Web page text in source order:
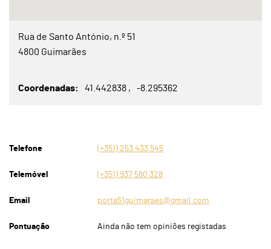
Rua de Santo António, n.º 51
4800 Guimarães
Coordenadas 41.442838 -8.295362
Telefone (+351) 253 433 545
Telemóvel (+351) 937 580 328
Email porta51guimaraes@gmail.com
Pontuação Ainda não tem opiniões registadas